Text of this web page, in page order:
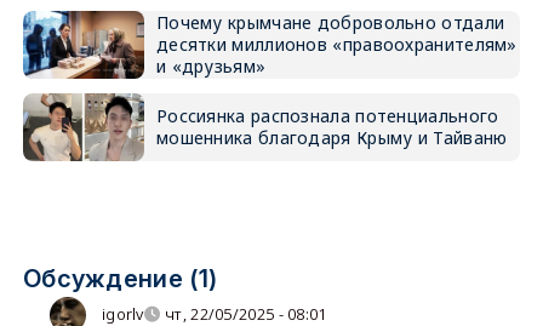
Почему крымчане добровольно отдали
десятки миллионов «правоохранителям»
и «друзьям»
Россиянка распознала потенциального
мошенника благодаря Крыму и Тайваню
Обсуждение (1)
igorlv
чт, 22/05/2025 - 08:01